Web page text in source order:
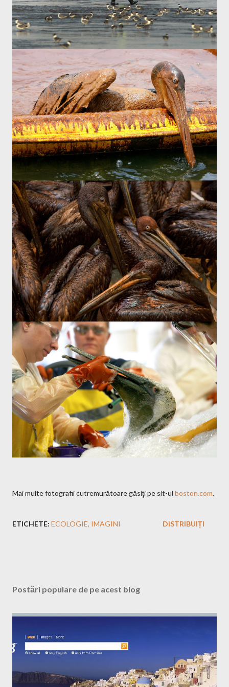
Mai multe fotografii cutremurătoare găsiţi pe sit-ul boston.com.
ETICHETE: ECOLOGIE IMAGINI DISTRIBUIȚI
Postări populare de pe acest blog